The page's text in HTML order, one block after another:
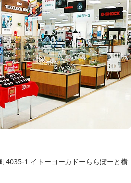
店舗リスト
4035-1 イトーヨーカドーららぽーと横